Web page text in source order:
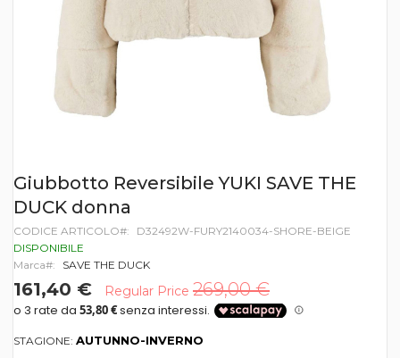
Vai
all'inizio
della
di
immagini
Giubbotto Reversibile YUKI SAVE THE
DUCK donna
CODICE ARTICOLO
D32492W-FURY2140034-SHORE-BEIGE
DISPONIBILE
Marca
SAVE THE DUCK
161,40 € Regular Price 269,00 €
STAGIONE: AUTUNNO-INVERNO